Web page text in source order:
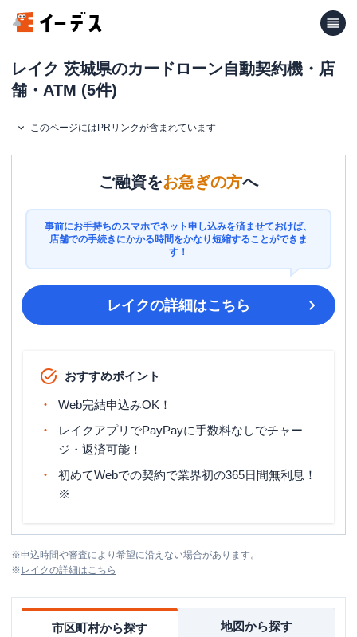
レイク 茨城県のカードローン自動契約機・店
舗・ATM (5件)
このページにはPRリンクが含まれています
ご融資をお急ぎの方へ
事前にお手持ちのスマホでネット申し込みを済ませておけば、
店舗での手続きにかかる時間をかなり短縮することができま
す！
レイクの詳細はこちら
おすすめポイント
Web完結申込みOK！
レイクアプリでPayPayに手数料なしでチャー
ジ・返済可能！
初めてWebでの契約で業界初の365日間無利息！
※
※申込時間や審査により希望に沿えない場合があります。
※ レイクの詳細はこちら
市区町村から探す 地図から探す